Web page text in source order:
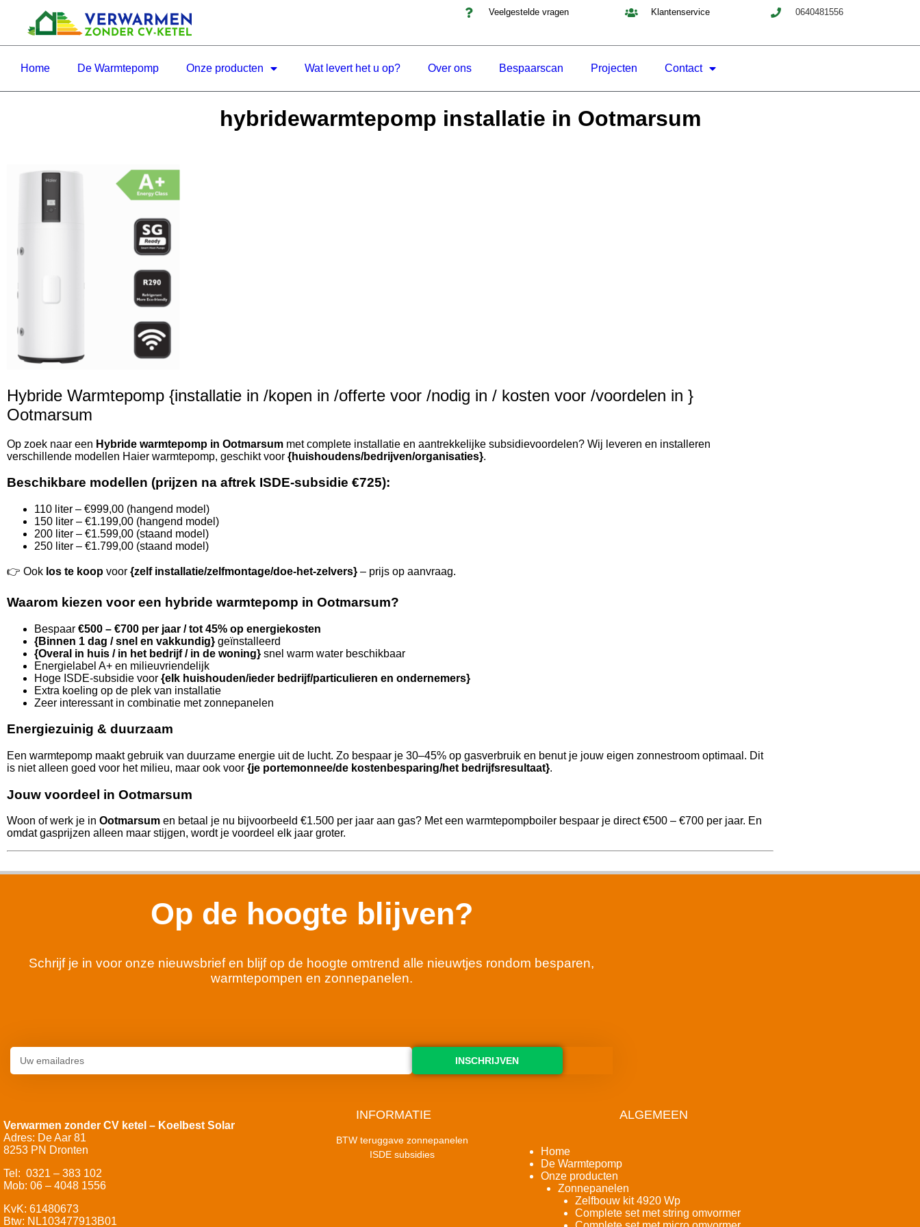
Veelgestelde vragen Klantenservice 0640481556
Home De Warmtepomp Onze producten Wat levert het u op? Over ons Bespaarscan Projecten Contact
hybridewarmtepomp installatie in Ootmarsum
Hybride Warmtepomp {installatie in /kopen in /offerte voor /nodig in / kosten voor /voordelen in }
Ootmarsum
Op zoek naar een Hybride warmtepomp in Ootmarsum met complete installatie en aantrekkelijke subsidievoordelen? Wij leveren en installeren
verschillende modellen Haier warmtepomp, geschikt voor {huishoudens/bedrijven/organisaties}.
Beschikbare modellen (prijzen na aftrek ISDE-subsidie €725):
110 liter – €999,00 (hangend model)
150 liter – €1.199,00 (hangend model)
200 liter – €1.599,00 (staand model)
250 liter – €1.799,00 (staand model)
👉 Ook los te koop voor {zelf installatie/zelfmontage/doe-het-zelvers} – prijs op aanvraag.
Waarom kiezen voor een hybride warmtepomp in Ootmarsum?
Bespaar €500 – €700 per jaar / tot 45% op energiekosten
{Binnen 1 dag / snel en vakkundig} geïnstalleerd
{Overal in huis / in het bedrijf / in de woning} snel warm water beschikbaar
Energielabel A+ en milieuvriendelijk
Hoge ISDE-subsidie voor {elk huishouden/ieder bedrijf/particulieren en ondernemers}
Extra koeling op de plek van installatie
Zeer interessant in combinatie met zonnepanelen
Energiezuinig & duurzaam
Een warmtepomp maakt gebruik van duurzame energie uit de lucht. Zo bespaar je 30–45% op gasverbruik en benut je jouw eigen zonnestroom optimaal. Dit
is niet alleen goed voor het milieu, maar ook voor {je portemonnee/de kostenbesparing/het bedrijfsresultaat}.
Jouw voordeel in Ootmarsum
Woon of werk je in Ootmarsum en betaal je nu bijvoorbeeld €1.500 per jaar aan gas? Met een warmtepompboiler bespaar je direct €500 – €700 per jaar. En
omdat gasprijzen alleen maar stijgen, wordt je voordeel elk jaar groter.
Op de hoogte blijven?
Schrijf je in voor onze nieuwsbrief en blijf op de hoogte omtrend alle nieuwtjes rondom besparen,
warmtepompen en zonnepanelen.
INSCHRIJVEN
Verwarmen zonder CV ketel – Koelbest Solar
Adres: De Aar 81
8253 PN Dronten
Tel: 0321 – 383 102
Mob: 06 – 4048 1556
KvK: 61480673
Btw: NL103477913B01
INFORMATIE
BTW teruggave zonnepanelen
ISDE subsidies
ALGEMEEN
Home
De Warmtepomp
Onze producten
Zonnepanelen
Zelfbouw kit 4920 Wp
Complete set met string omvormer